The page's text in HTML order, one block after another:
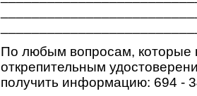
По любым вопросам, которые
открепительным
получить информацию: 694 -